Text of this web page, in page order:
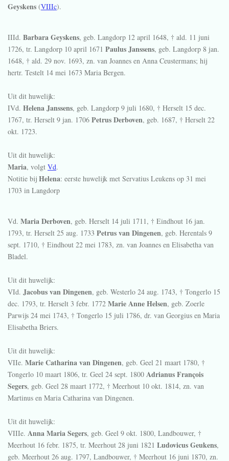
Geyskens (VIIIc).
IIId. Barbara Geyskens, geb. Langdorp 12 april 1648, † ald. 11 juni
1726, tr. Langdorp 10 april 1671 Paulus Janssens, geb. Langdorp 8 jan.
1648, † ald. 29 nov. 1693, zn. van Joannes en Anna Ceustermans; hij
hertr. Testelt 14 mei 1673 Maria Bergen.
Uit dit huwelijk:
IVd. Helena Janssens, geb. Langdorp 9 juli 1680, † Herselt 15 dec.
1767, tr. Herselt 9 jan. 1706 Petrus Derboven, geb. 1687, † Herselt 22
okt. 1723.
Uit dit huwelijk:
Maria, volgt Vd.
Notitie bij Helena: eerste huwelijk met Servatius Leukens op 31 mei
1703 in Langdorp
Vd. Maria Derboven, geb. Herselt 14 juli 1711, † Eindhout 16 jan.
1793, tr. Herselt 25 aug. 1733 Petrus van Dingenen, geb. Herentals 9
sept. 1710, † Eindhout 22 mei 1783, zn. van Joannes en Elisabetha van
Bladel.
Uit dit huwelijk:
VId. Jacobus van Dingenen, geb. Westerlo 24 aug. 1743, † Tongerlo 15
dec. 1793, tr. Herselt 3 febr. 1772 Marie Anne Helsen, geb. Zoerle
Parwijs 24 mei 1743, † Tongerlo 15 juli 1786, dr. van Georgius en Maria
Elisabetha Briers.
Uit dit huwelijk:
VIIe. Marie Catharina van Dingenen, geb. Geel 21 maart 1780, †
Tongerlo 10 maart 1806, tr. Geel 24 sept. 1800 Adrianus François
Segers, geb. Geel 28 maart 1772, † Meerhout 10 okt. 1814, zn. van
Martinus en Maria Catharina van Dingenen.
Uit dit huwelijk:
VIIIe. Anna Maria Segers, geb. Geel 9 okt. 1800, Landbouwer, †
Meerhout 16 febr. 1875, tr. Meerhout 28 juni 1821 Ludovicus Geukens,
geb. Meerhout 26 aug. 1797, Landbouwer, † Meerhout 16 juni 1870, zn.